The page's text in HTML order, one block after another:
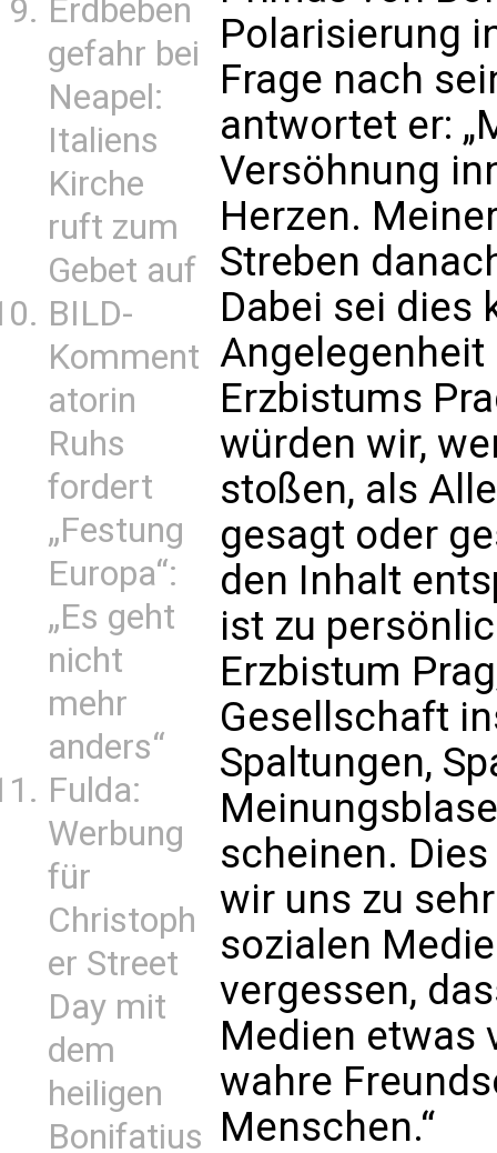
Erdbeben
gefahr bei
Neapel:
Italiens
Kirche
ruft zum
Gebet auf
BILD-
Komment
atorin
Ruhs
fordert
„Festung
Europa“:
„Es geht
nicht
mehr
anders“
Fulda:
Werbung
für
Christoph
er Street
Day mit
dem
heiligen
Bonifatius
Polarisierung
Frage nach
antwortet er:
Versöhnung
Herzen.
Streben
Dabei sei dies
Angelegenheit
Erzbistums
würden wir,
stoßen, als
gesagt oder
den Inhalt
ist zu
Erzbistum
Gesellschaft
Spaltungen,
scheinen.
wir uns zu
sozialen
vergessen,
Medien etwas
wahre
Menschen.“